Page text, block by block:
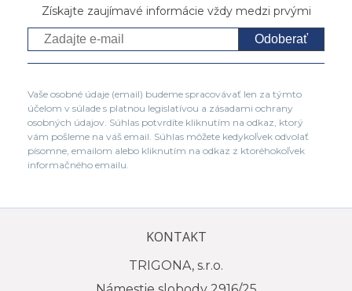
Získajte zaujímavé informácie vždy medzi prvými
Odoberať
Vaše osobné údaje (email) budeme spracovávať len za týmto
účelom v súlade s platnou legislatívou a zásadami ochrany
osobných údajov. Súhlas potvrdíte kliknutím na odkaz, ktorý
vám pošleme na váš email. Súhlas môžete kedykoľvek odvolať
písomne, emailom alebo kliknutím na odkaz z ktoréhokoľvek
informačného emailu.
KONTAKT
TRIGONA, s.r.o.